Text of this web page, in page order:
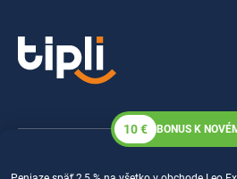
10 € BONUS K
© 2026 Tipli.cz | Všetky